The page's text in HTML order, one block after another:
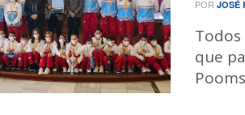
POR JOSÉ
que